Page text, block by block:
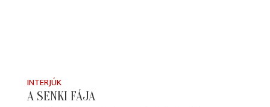
INTERJÚK
A SENKI FÁJA